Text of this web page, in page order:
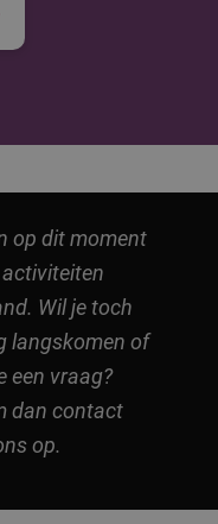
op dit moment
Wil je toch
langskomen of
een vraag?
dan contact
op.